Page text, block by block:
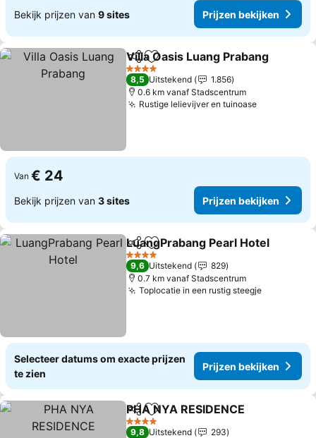
Bekijk prijzen van 9 sites Prijzen bekijken
DelenToevoegen aan favorieten
Villa Oasis Luang Prabang
4 Sterren
8,5 Uitstekend
1.856
0.6 km vanaf Stadscentrum
Rustige lelievijver en tuinoase
Van € 24
Bekijk prijzen van 3 sites Prijzen bekijken
DelenToevoegen aan favorieten
LuangPrabang Pearl Hotel
4 Sterren
9,6 Uitstekend
829
0.7 km vanaf Stadscentrum
Toplocatie in een rustig steegje
Selecteer datums om exacte prijzen
te zien
Prijzen bekijken
DelenToevoegen aan favorieten
PHA NYA RESIDENCE
4 Sterren
9,8 Uitstekend
293